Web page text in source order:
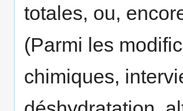
totales, ou,
(Parmi les
chimiques,